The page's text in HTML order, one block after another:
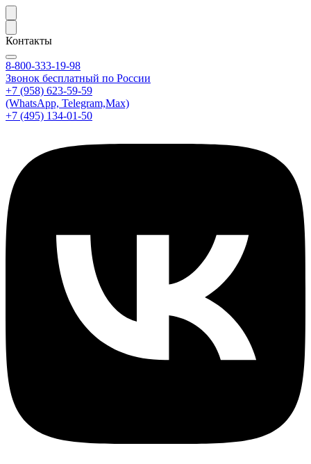
Контакты
8-800-333-19-98
Звонок бесплатный по России
+7 (958) 623-59-59
(WhatsApp, Telegram,Max)
+7 (495) 134-01-50